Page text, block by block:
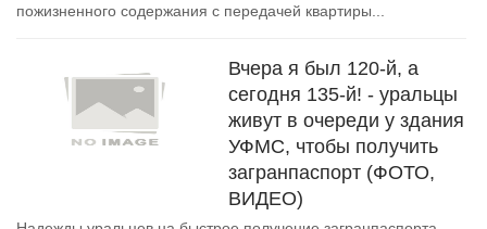
пожизненного содержания с передачей квартиры...
Вчера я был 120-й, а
сегодня 135-й! - уральцы
живут в очереди у здания
УФМС, чтобы получить
загранпаспорт (ФОТО,
ВИДЕО)